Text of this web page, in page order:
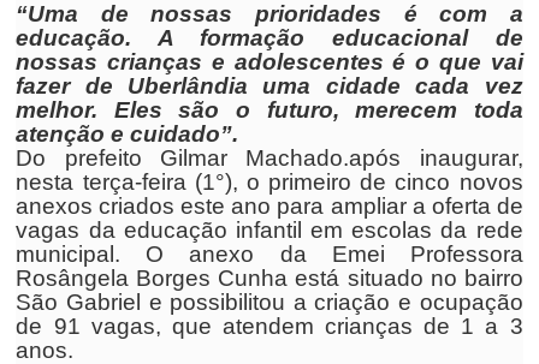
“Uma de nossas prioridades é com a
educação. A formação educacional de
nossas crianças e adolescentes é o que vai
fazer de Uberlândia uma cidade cada vez
melhor. Eles são o futuro, merecem toda
atenção e cuidado”.
Do prefeito Gilmar Machado.após inaugurar,
nesta terça-feira (1°), o primeiro de cinco novos
anexos criados este ano para ampliar a oferta de
vagas da educação infantil em escolas da rede
municipal. O anexo da Emei Professora
Rosângela Borges Cunha está situado no bairro
São Gabriel e possibilitou a criação e ocupação
de 91 vagas, que atendem crianças de 1 a 3
anos.